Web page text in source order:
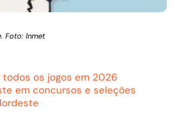
Foto: Inmet
os jogos em 2026
em concursos e seleções